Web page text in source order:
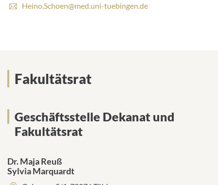
s
E
A
d
s
s
e
Heino.Schoen@med.uni-tuebingen.de
Fakultätsrat
Geschäftsstelle Dekanat und
Fakultätsrat
Dr. Maja Reuß
Sylvia Marquardt